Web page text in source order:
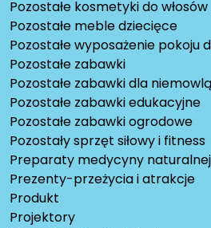
Pozostałe kosmetyki do włosów
Pozostałe meble dziecięce
Pozostałe wyposażenie pokoju
Pozostałe zabawki
Pozostałe zabawki dla
Pozostałe zabawki edukacyjne
Pozostałe zabawki ogrodowe
Pozostały sprzęt siłowy i fitness
Preparaty medycyny naturalnej
Prezenty-przeżycia i atrakcje
Produkt
Projektory